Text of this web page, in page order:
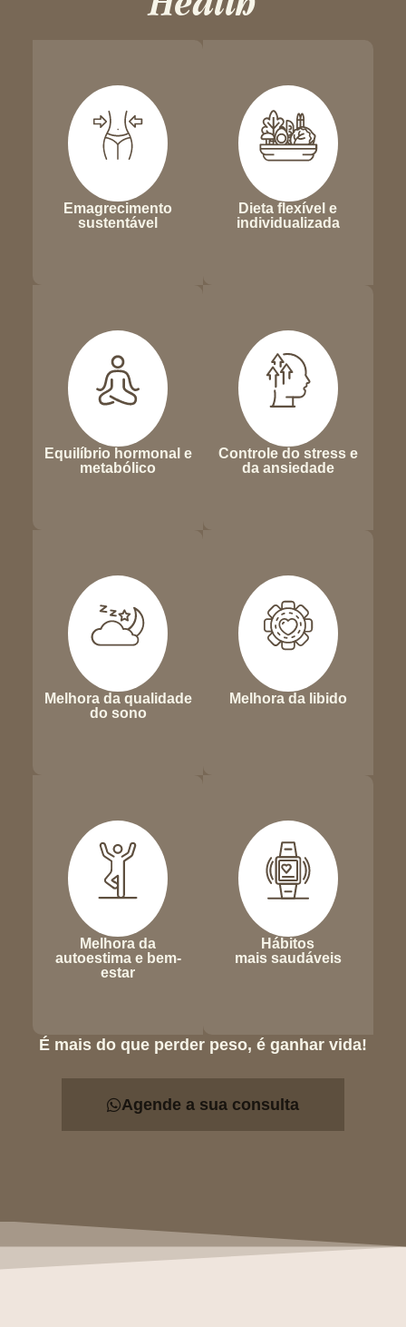
Emagrecimento
sustentável
Dieta flexível e
individualizada
Equilíbrio hormonal e
metabólico
Controle do stress e
da ansiedade
Melhora da qualidade
do sono
Melhora da libido
Melhora da
autoestima e bem-
estar
Hábitos
mais saudáveis
É mais do que perder peso, é ganhar vida!
Agende a sua consulta